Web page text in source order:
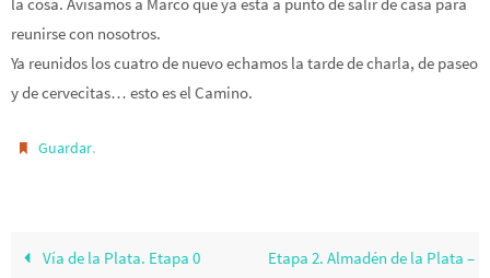
reunirse con nosotros.
Ya reunidos los cuatro de nuevo echamos la tarde de charla, de paseo
y de cervecitas… esto es el Camino.
Guardar.
Vía de la Plata. Etapa 0
Etapa 2. Almadén de la Plata –